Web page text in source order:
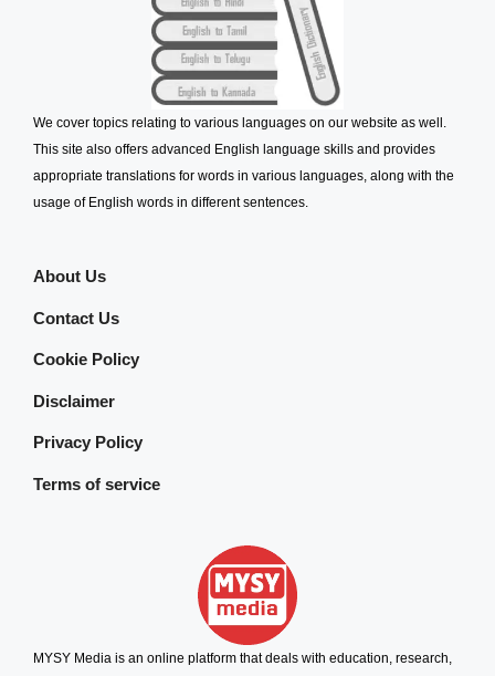
We cover topics relating to various languages on our website as well.
This site also offers advanced English language skills and provides
appropriate translations for words in various languages, along with the
usage of English words in different sentences.
About Us
Contact Us
Cookie Policy
Disclaimer
Privacy Policy
Terms of service
MYSY Media is an online platform that deals with education, research,